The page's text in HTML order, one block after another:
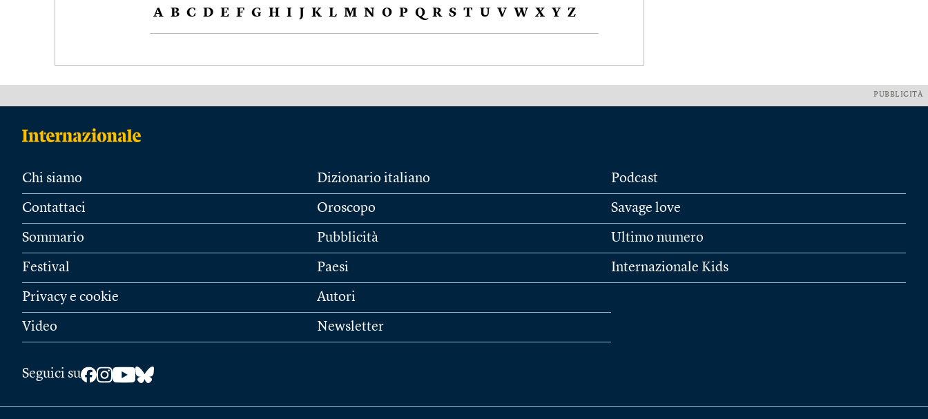
A B C D E F G H I J K L M N O P Q R S T U V W X Y Z
PUBBLICITÀ
Chi siamo
Contattaci
Sommario
Festival
Privacy e cookie
Video
Dizionario italiano
Oroscopo
Pubblicità
Paesi
Autori
Newsletter
Podcast
Savage love
Ultimo numero
Internazionale Kids
Seguici su